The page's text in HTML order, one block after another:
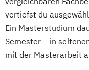
vertiefst du
Ein Masterstudium
Semester – in
mit der Masterarbeit